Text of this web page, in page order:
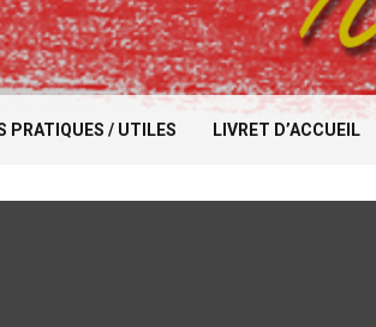
PRATIQUES / UTILES LIVRET D’ACCUEIL